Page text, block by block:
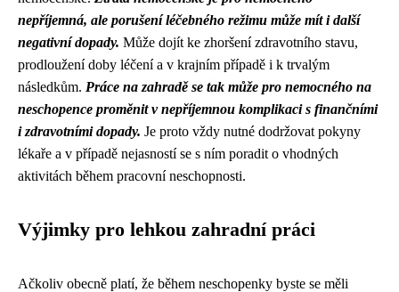
nepříjemná, ale porušení léčebného režimu může mít i další
negativní dopady. Může dojít ke zhoršení zdravotního stavu,
prodloužení doby léčení a v krajním případě i k trvalým
následkům. Práce na zahradě se tak může pro nemocného na
neschopence proměnit v nepříjemnou komplikaci s finančními
i zdravotními dopady. Je proto vždy nutné dodržovat pokyny
lékaře a v případě nejasností se s ním poradit o vhodných
aktivitách během pracovní neschopnosti.
Výjimky pro lehkou zahradní práci
Ačkoliv obecně platí, že během neschopenky byste se měli